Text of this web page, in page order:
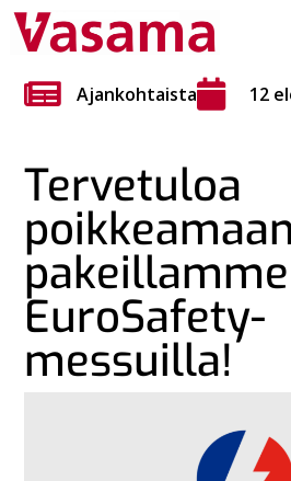
Ajankohtaista 12
Tervetuloa
poikkeamaan
pakeillamme
EuroSafety-
messuilla!